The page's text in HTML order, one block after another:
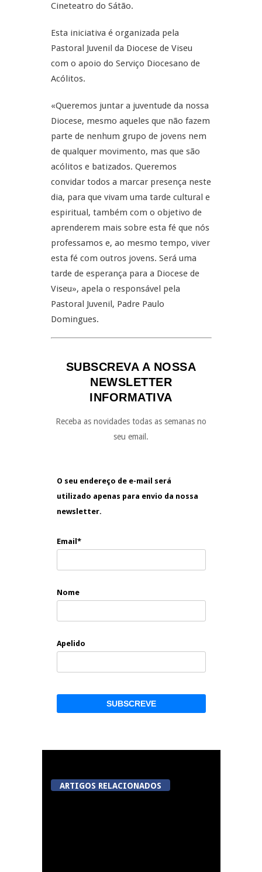
Cineteatro do Sátão.
Esta iniciativa é organizada pela
Pastoral Juvenil da Diocese de Viseu
com o apoio do Serviço Diocesano de
Acólitos.
«Queremos juntar a juventude da nossa
Diocese, mesmo aqueles que não fazem
parte de nenhum grupo de jovens nem
de qualquer movimento, mas que são
acólitos e batizados. Queremos
convidar todos a marcar presença neste
dia, para que vivam uma tarde cultural e
espiritual, também com o objetivo de
aprenderem mais sobre esta fé que nós
professamos e, ao mesmo tempo, viver
esta fé com outros jovens. Será uma
tarde de esperança para a Diocese de
Viseu», apela o responsável pela
Pastoral Juvenil, Padre Paulo
Domingues.
SUBSCREVA A NOSSA
NEWSLETTER
INFORMATIVA
Receba as novidades todas as semanas no
seu email.
O seu endereço de e-mail será
utilizado apenas para envio da nossa
newsletter.
Email*
Nome
Apelido
ARTIGOS RELACIONADOS